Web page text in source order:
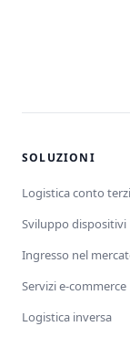
SOLUZIONI
Logistica conto terzi
Sviluppo dispositivi
Ingresso nel
Servizi e-commerce
Logistica inversa